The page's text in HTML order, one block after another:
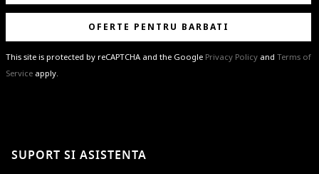
OFERTE PENTRU BARBATI
This site is protected by reCAPTCHA and the Google Privacy Policy and Terms of
Service apply.
ultimele tendinte in moda!
SUPORT SI ASISTENTA